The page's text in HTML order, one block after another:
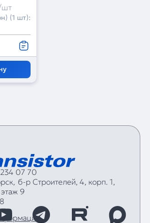
(1 шт):
07 70
б‑р Строителей, 4, корп. 1,
9